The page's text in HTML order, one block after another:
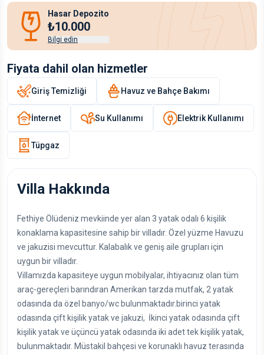
Hasar Depozito
₺10.000
Bilgi edin
Fiyata dahil olan hizmetler
Giriş Temizliği Havuz ve Bahçe Bakımı
İnternet Su Kullanımı Elektrik Kullanımı
Tüpgaz
Villa Hakkında
Fethiye Ölüdeniz mevkiinde yer alan 3 yatak odalı 6 kişilik
konaklama kapasitesine sahip bir villadır. Özel yüzme Havuzu
ve jakuzisi mevcuttur. Kalabalık ve geniş aile grupları için
uygun bir villadır.
Villamızda kapasiteye uygun mobilyalar, ihtiyacınız olan tüm
araç-gereçleri barındıran Amerikan tarzda mutfak, 2 yatak
odasında da özel banyo/wc bulunmaktadır.birinci yatak
odasında çift kişilik yatak ve jakuzi, İkinci yatak odasında çift
kişilik yatak ve üçüncü yatak odasında iki adet tek kişilik yatak,
bulunmaktadır. Müstakil bahçesi ve korunaklı havuz terasında